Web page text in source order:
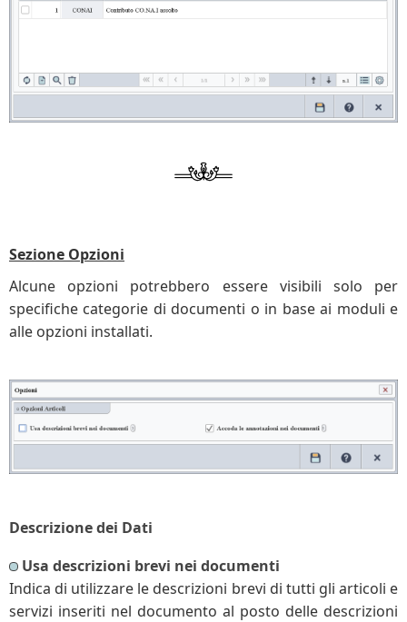
Sezione Opzioni
Alcune opzioni potrebbero essere visibili solo per
specifiche categorie di documenti o in base ai moduli e
alle opzioni installati.
Descrizione dei Dati
Usa descrizioni brevi nei documenti
Indica di utilizzare le descrizioni brevi di tutti gli articoli e
servizi inseriti nel documento al posto delle descrizioni